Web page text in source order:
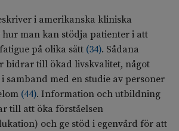
i amerikanska kliniska
man kan stödja patienter i att
på olika sätt (34). Sådana
bidrar till ökad livskvalitet, något
samband med en studie av personer
(44). Information och utbildning
till att öka förståelsen
och ge stöd i egenvård för att